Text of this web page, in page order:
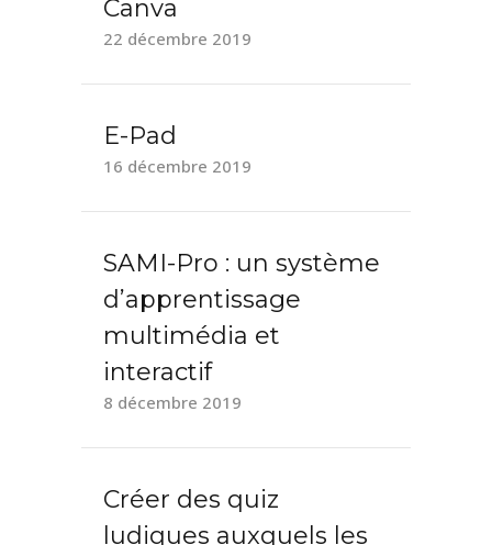
Canva
22 décembre 2019
E-Pad
16 décembre 2019
SAMI-Pro : un système
d’apprentissage
multimédia et
interactif
8 décembre 2019
Créer des quiz
ludiques auxquels les